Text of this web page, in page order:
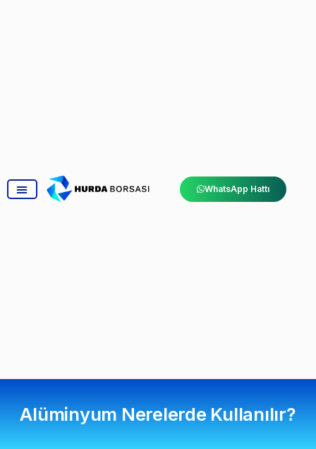
WhatsApp Hattı
Alüminyum Nerelerde Kullanılır?